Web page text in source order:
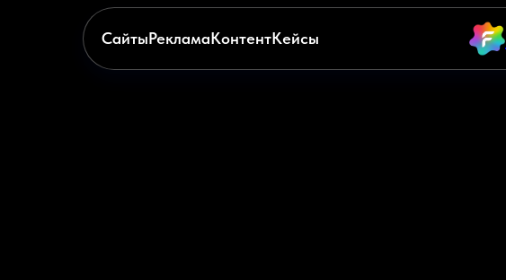
СайтыРекламаКонтентКейсы